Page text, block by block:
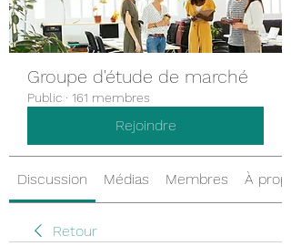
Groupe d'étude de marché
Public · 161 membres
Rejoindre
Discussion Médias Membres À
Retour